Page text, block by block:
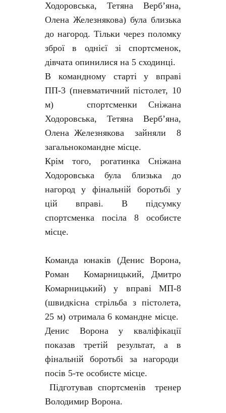
Ходоровська, Тетяна Верб’яна,
Олена Железнякова) була близька
до нагород. Тільки через поломку
зброї в однієї зі спортсменок,
дівчата опинилися на 5 сходинці.
В командному старті у вправі
ПП-3 (пневматичний пістолет, 10
м) спортсменки Сніжана
Ходоровська, Тетяна Верб’яна,
Олена Железнякова зайняли 8
загальнокомандне місце.
Крім того, рогатинка Сніжана
Ходоровська була близька до
нагород у фінальній боротьбі у
цій вправі. В підсумку
спортсменка посіла 8 особисте
місце.
Команда юнаків (Денис Ворона,
Роман Комарницький, Дмитро
Комарницький) у вправі МП-8
(швидкісна стрільба з пістолета,
25 м) отримала 6 командне місце.
Денис Ворона у кваліфікації
показав третій результат, а в
фінальній боротьбі за нагороди
посів 5-те особисте місце.
Підготував спортсменів тренер
Володимир Ворона.